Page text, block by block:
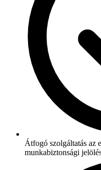
Átfogó szolgáltatás az
munkabiztonsági